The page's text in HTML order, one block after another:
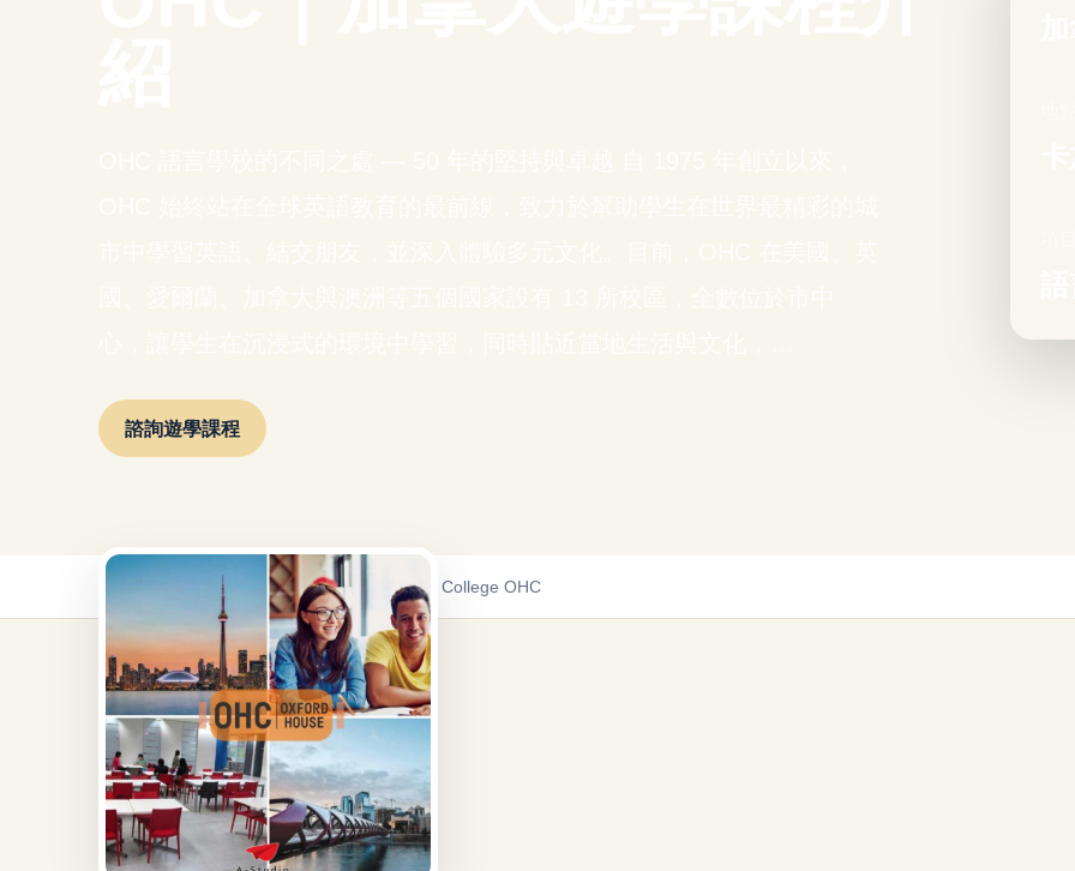
諮詢遊學課程
首頁 遊學課程 加拿大遊學課程/Oxford House College OHC